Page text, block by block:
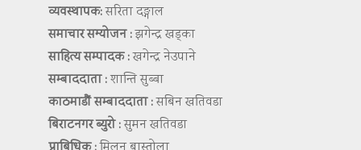
व्यवस्थापक:सरिता दङ्गाल
समाचार सम्योजन :झगेन्द्र खड्का
साहित्य सम्पादक :खगेन्द्र नेउपाने
सम्बाददाता :शान्ति सुब्बा
काठमाडौं सम्बाददाता :सबिन खतिवडा
बिराटनगर ब्युरो :सुमन खतिवडा